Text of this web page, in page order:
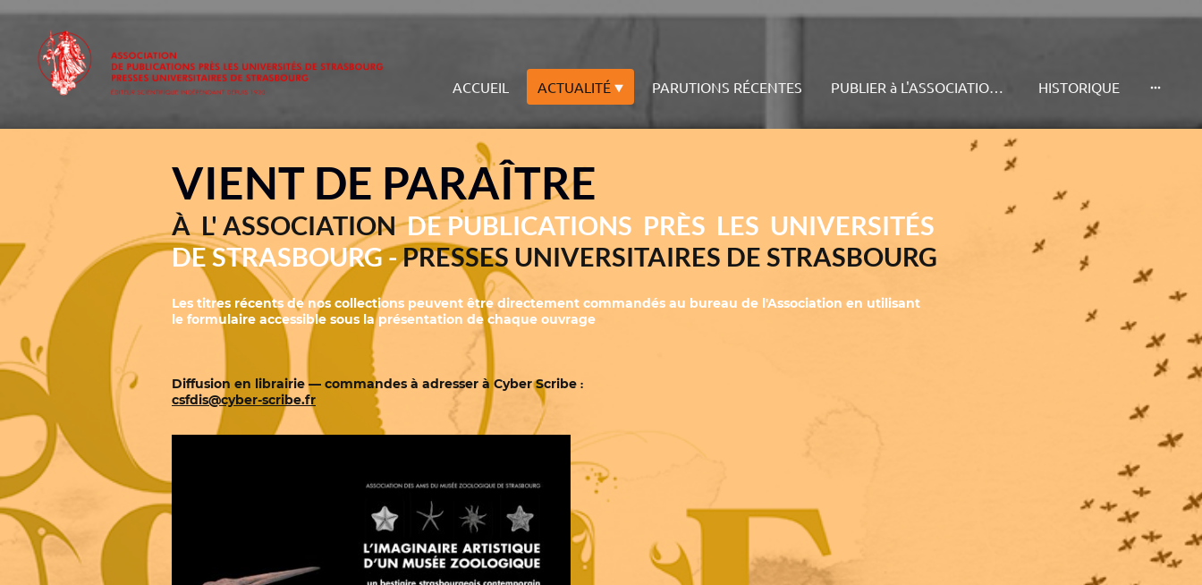
ACCUEIL ACTUALITÉ PARUTIONS RÉCENTES PUBLIER à L'ASSOCIATION PUS HISTORIQUE
VIENT DE PARAÎTRE
À L' ASSOCIATIONDE PUBLICATIONS PRÈS LES UNIVERSITÉS
DE STRASBOURG -PRESSES UNIVERSITAIRES DE STRASBOURG
Les titres récents de nos collections peuvent être directement commandés au bureau de l'Association en utilisant
le formulaire accessible sous la présentation de chaque ouvrage
Diffusion en librairie — commandes à adresser à Cyber Scribe :
csfdis@cyber-scribe.fr